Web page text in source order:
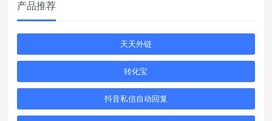
产品推荐
天天外链
转化宝
抖音私信自动回复